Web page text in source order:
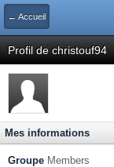
← Accueil
Profil de christouf94
Mes informations
Groupe Members